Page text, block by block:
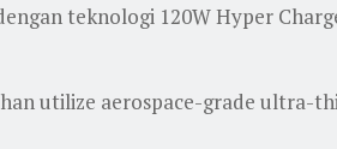
teknologi 120W Hyper
utilize aerospace-grade ultra-